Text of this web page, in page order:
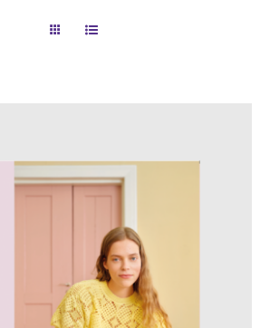
AÑADIR AL CARRITO
/